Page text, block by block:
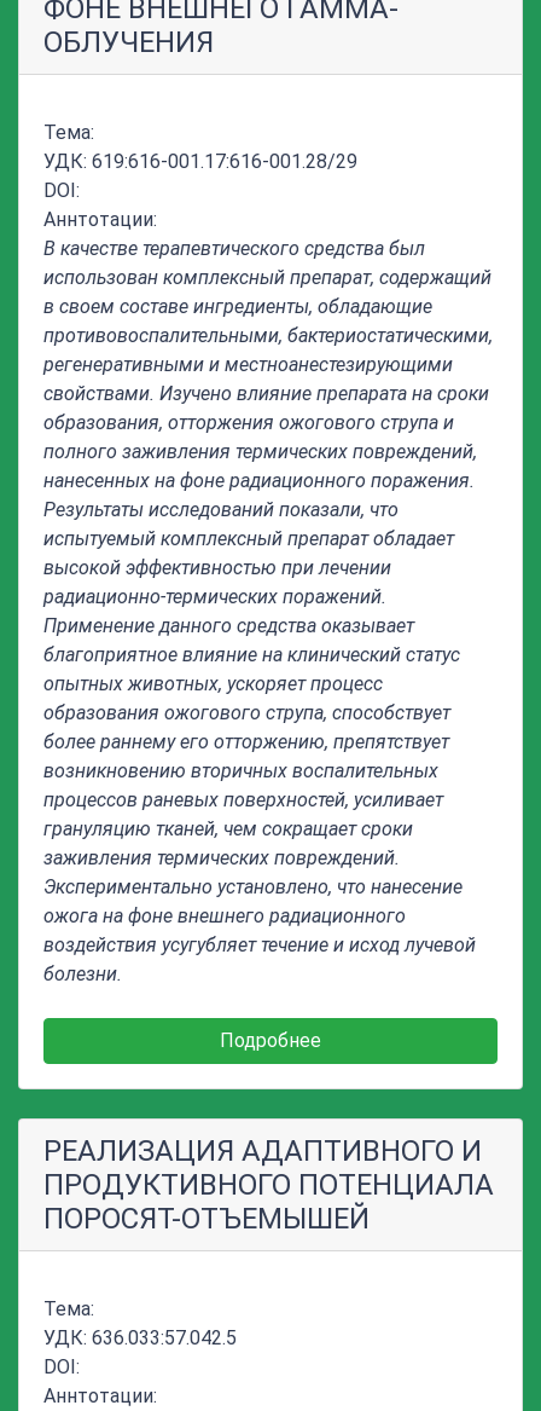
ФОНЕ ВНЕШНЕГО ГАММА-
ОБЛУЧЕНИЯ
Тема:
УДК: 619:616-001.17:616-001.28/29
DOI:
Аннтотации:
В качестве терапевтического средства был
использован комплексный препарат, содержащий
в своем составе ингредиенты, обладающие
противовоспалительными, бактериостатическими,
регенеративными и местноанестезирующими
свойствами. Изучено влияние препарата на сроки
образования, отторжения ожогового струпа и
полного заживления термических повреждений,
нанесенных на фоне радиационного поражения.
Результаты исследований показали, что
испытуемый комплексный препарат обладает
высокой эффективностью при лечении
радиационно-термических поражений.
Применение данного средства оказывает
благоприятное влияние на клинический статус
опытных животных, ускоряет процесс
образования ожогового струпа, способствует
более раннему его отторжению, препятствует
возникновению вторичных воспалительных
процессов раневых поверхностей, усиливает
грануляцию тканей, чем сокращает сроки
заживления термических повреждений.
Экспериментально установлено, что нанесение
ожога на фоне внешнего радиационного
воздействия усугубляет течение и исход лучевой
болезни.
Подробнее
РЕАЛИЗАЦИЯ АДАПТИВНОГО И
ПРОДУКТИВНОГО ПОТЕНЦИАЛА
ПОРОСЯТ-ОТЪЕМЫШЕЙ
Тема:
УДК: 636.033:57.042.5
DOI:
Аннтотации: